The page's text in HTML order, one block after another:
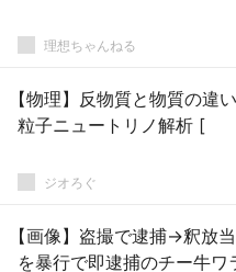
理想ちゃんねる
【物理】反物質と物質の
粒子ニュートリノ解析 [
ジオろぐ
【画像】盗撮で逮捕→釈放
を暴行で即逮捕のチー牛ワ